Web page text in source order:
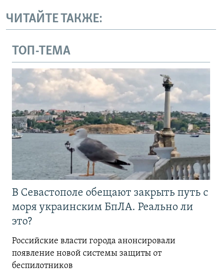
ЧИТАЙТЕ ТАКЖЕ:
ТОП-ТЕМА
В Севастополе обещают закрыть путь с
моря украинским БпЛА. Реально ли
это?
Российские власти города анонсировали
появление новой системы защиты от
беспилотников